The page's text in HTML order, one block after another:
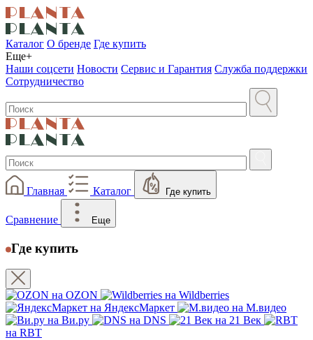
Каталог О бренде Где купить
Еще+
Наши соцсети Новости Сервис и Гарантия Служба поддержки
Сотрудничество
Главная Каталог Где купить
Сравнение Еще
Где купить
на OZON
на Wildberries
на ЯндексМаркет
на М.видео
на Ви.ру
на DNS
на 21 Век
на RBT